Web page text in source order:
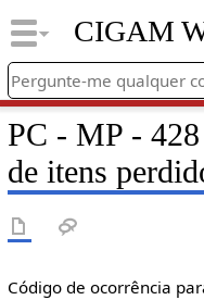
CIGAM
PC - MP -
de itens
Código de ocorrência